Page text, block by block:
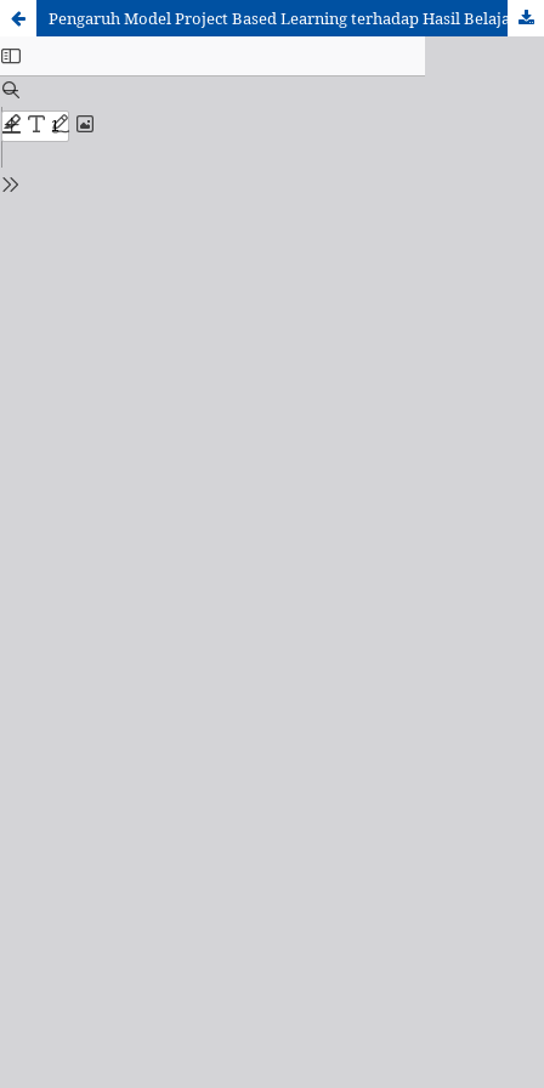
Pengaruh Model Project Based Learning terhadap Hasil Belajar Shooting Sepak Bola Siswa Kelas 8 SMP Negeri 2 Ketanggungan